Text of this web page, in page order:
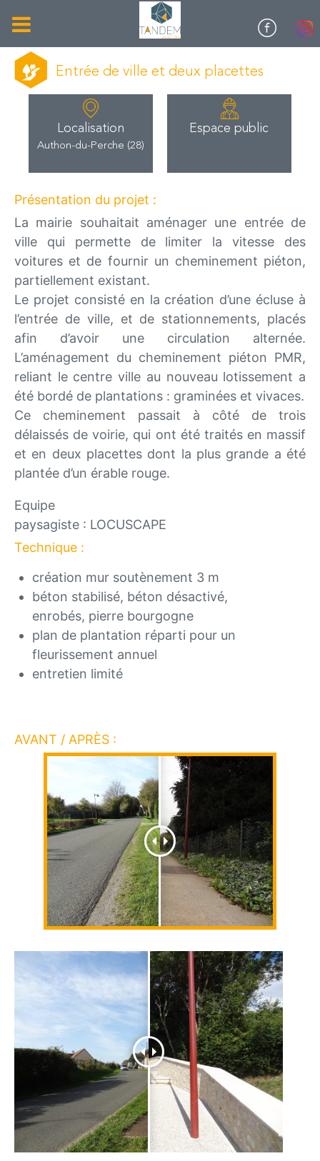
Entrée de ville et deux placettes
Localisation
Authon-du-Perche (28)
Espace public
Présentation du projet :
La mairie souhaitait aménager une entrée de
ville qui permette de limiter la vitesse des
voitures et de fournir un cheminement piéton,
partiellement existant.
Le projet consisté en la création d’une écluse à
l’entrée de ville, et de stationnements, placés
afin d’avoir une circulation alternée.
L’aménagement du cheminement piéton PMR,
reliant le centre ville au nouveau lotissement a
été bordé de plantations : graminées et vivaces.
Ce cheminement passait à côté de trois
délaissés de voirie, qui ont été traités en massif
et en deux placettes dont la plus grande a été
plantée d’un érable rouge.
Equipe
paysagiste : LOCUSCAPE
Technique :
création mur soutènement 3 m
béton stabilisé, béton désactivé,
enrobés, pierre bourgogne
plan de plantation réparti pour un
fleurissement annuel
entretien limité
AVANT / APRÈS :